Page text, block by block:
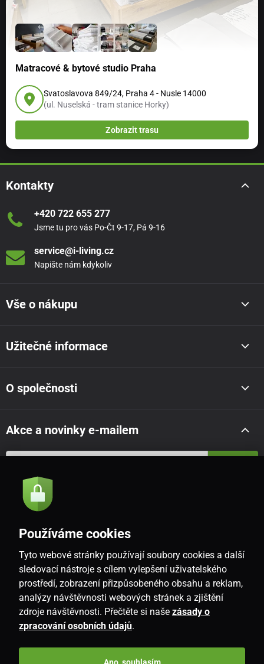
Matracové & bytové studio Praha
Svatoslavova 849/24, Praha 4 - Nusle 14000
(ul. Nuselská - tram stanice Horky)
Zobrazit trasu
Kontakty
+420 722 655 277
Jsme tu pro vás Po-Čt 9-17, Pá 9-16
service@i-living.cz
Napište nám kdykoliv
Vše o nákupu
Užitečné informace
O společnosti
Akce a novinky e-mailem
Souhlasím se
CZ
Používáme cookies
Tyto webové stránky používají soubory cookies a další
sledovací nástroje s cílem vylepšení uživatelského
prostředí, zobrazení přizpůsobeného obsahu a reklam,
analýzy návštěvnosti webových stránek a zjištění
zdroje návštěvnosti. Přečtěte si naše zásady o
zpracování osobních údajů.